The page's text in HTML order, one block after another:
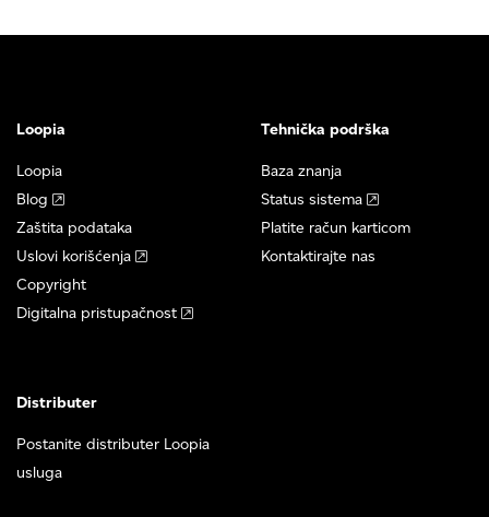
Loopia
Loopia
Blog
Zaštita podataka
Uslovi korišćenja
Copyright
Digitalna pristupačnost
Tehnička podrška
Baza znanja
Status sistema
Platite račun karticom
Kontaktirajte nas
Distributer
Postanite distributer Loopia
usluga